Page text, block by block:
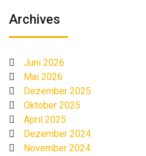
Archives
Juni 2026
Mai 2026
Dezember 2025
Oktober 2025
April 2025
Dezember 2024
November 2024